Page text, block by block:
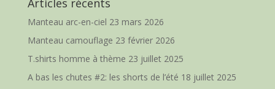
Articles récents
Manteau arc-en-ciel 23 mars 2026
Manteau camouflage 23 février 2026
T.shirts homme à thème 23 juillet 2025
A bas les chutes #2: les shorts de l’été 18 juillet 2025